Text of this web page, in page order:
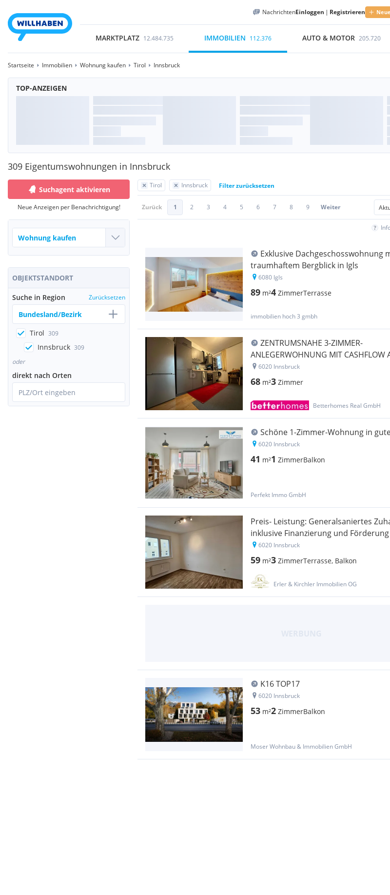
NachrichtenEinloggen | Registrieren
MARKTPLATZ 12.484.735 IMMOBILIEN 112.376 AUTO & MOTOR 205.720
Startseite Immobilien Wohnung kaufen Tirol Innsbruck
TOP-ANZEIGEN
309 Eigentumswohnungen in Innsbruck
Suchagent aktivieren
Neue Anzeigen per Benachrichtigung!
OBJEKTSTANDORT
Suche in Region Zurücksetzen
Bundesland/Bezirk
Tirol 309
Innsbruck 309
oder
direkt nach Orten
PLZ/Ort eingeben
Tirol Innsbruck Filter zurücksetzen
Zurück 1 2 3 4 5 6 7 8 9 Weiter
Exklusive Dachgeschosswohnung
traumhaftem Bergblick in Igls
6080 Igls
89 m²4 ZimmerTerrasse
immobilien hoch 3 gmbh
ZENTRUMSNAHE 3-ZIMMER-
ANLEGERWOHNUNG MIT CASHFLOW
6020 Innsbruck
68 m²3 Zimmer
Betterhomes Real GmbH
Schöne 1-Zimmer-Wohnung in
6020 Innsbruck
41 m²1 ZimmerBalkon
Perfekt Immo GmbH
Preis- Leistung: Generalsaniertes
inklusive Finanzierung und Förderung
6020 Innsbruck
59 m²3 ZimmerTerrasse, Balkon
Erler & Kirchler Immobilien OG
K16 TOP17
6020 Innsbruck
53 m²2 ZimmerBalkon
Moser Wohnbau & Immobilien GmbH